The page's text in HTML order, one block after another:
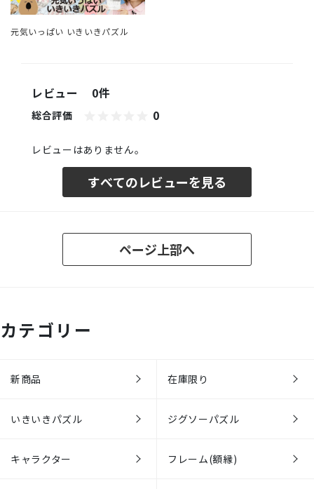
元気いっぱい いきいきパズル
レビュー 0件
総合評価 0
レビューはありません。
すべてのレビューを見る
ページ上部へ
カテゴリー
新商品 在庫限り
いきいきパズル ジグソーパズル
キャラクター フレーム(額縁)